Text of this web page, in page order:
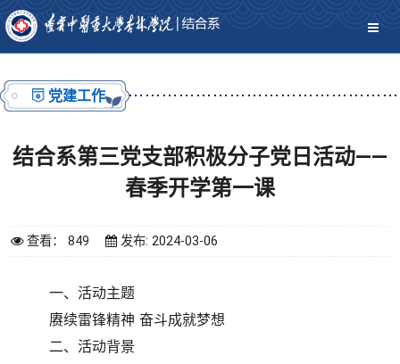
党建工作
结合系第三党支部积极分子党日活动——
春季开学第一课
查看： 849 发布: 2024-03-06
一、活动主题
赓续雷锋精神 奋斗成就梦想
二、活动背景